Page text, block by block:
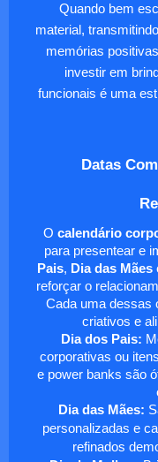
Quando bem
material,
memórias
investir em
funcionais é uma
Datas
O calendário
para presentear e
Pais, Dia das Mães
reforçar o
Cada uma dessas
criativos e
Dia dos Pais:
corporativas ou
e power banks são
Dia das Mães:
personalizadas e
refinados